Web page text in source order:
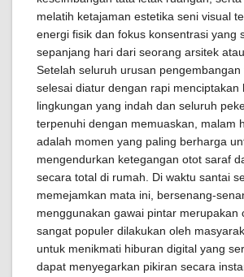
melatih ketajaman estetika seni visual
energi fisik dan fokus konsentrasi yang
sepanjang hari dari seorang arsitek
Setelah seluruh urusan pengembangan
selesai diatur dengan rapi menciptakan
lingkungan yang indah dan seluruh
terpenuhi dengan memuaskan, malam
adalah momen yang paling berharga
mengendurkan ketegangan otot saraf
secara total di rumah. Di waktu santai
memejamkan mata ini, bersenang-
menggunakan gawai pintar merupakan
sangat populer dilakukan oleh
untuk menikmati hiburan digital yang
dapat menyegarkan pikiran secara